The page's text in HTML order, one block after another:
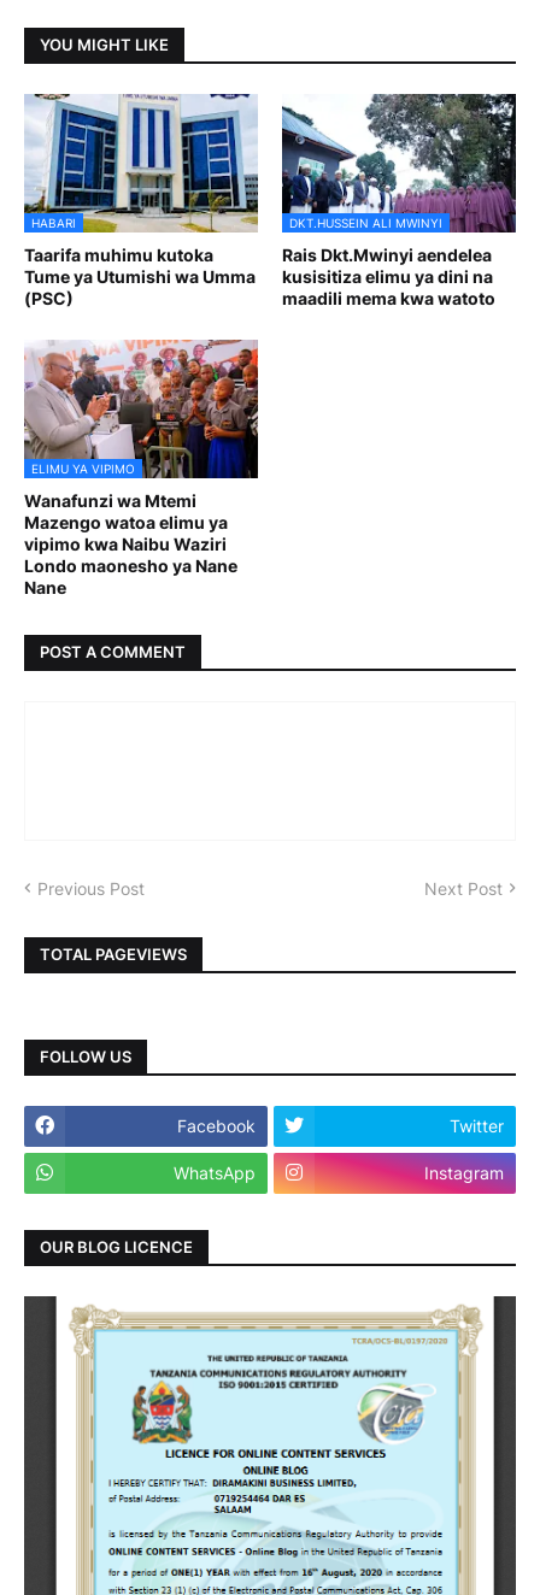
YOU MIGHT LIKE
HABARI
Taarifa muhimu kutoka
Tume ya Utumishi wa Umma
(PSC)
DKT.HUSSEIN ALI MWINYI
Rais Dkt.Mwinyi aendelea
kusisitiza elimu ya dini na
maadili mema kwa watoto
ELIMU YA VIPIMO
Wanafunzi wa Mtemi
Mazengo watoa elimu ya
vipimo kwa Naibu Waziri
Londo maonesho ya Nane
Nane
POST A COMMENT
Previous Post Next Post
TOTAL PAGEVIEWS
FOLLOW US
Facebook Twitter
WhatsApp Instagram
OUR BLOG LICENCE